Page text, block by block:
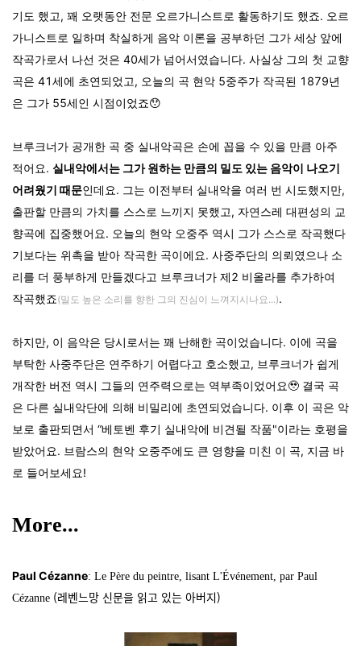
기도 했고, 꽤 오랫동안 전문 오르가니스트로 활동하기도 했죠. 오르
가니스트로 일하며 착실하게 음악 이론을 공부하던 그가 세상 앞에
작곡가로서 나선 것은 40세가 넘어서였습니다. 사실상 그의 첫 교향
곡은 41세에 초연되었고, 오늘의 곡 현악 5중주가 작곡된 1879년
은 그가 55세인 시점이었죠😯
브루크너가 공개한 곡 중 실내악곡은 손에 꼽을 수 있을 만큼 아주
적어요. 실내악에서는 그가 원하는 만큼의 밀도 있는 음악이 나오기
어려웠기 때문인데요. 그는 이전부터 실내악을 여러 번 시도했지만,
출판할 만큼의 가치를 스스로 느끼지 못했고, 자연스레 대편성의 교
향곡에 집중했어요. 오늘의 현악 오중주 역시 그가 스스로 작곡했다
기보다는 위촉을 받아 작곡한 곡이에요. 사중주단의 의뢰였으나 소
리를 더 풍부하게 만들겠다고 브루크너가 제2 비올라를 추가하여
작곡했죠(밀도 높은 소리를 향한 그의 진심이 느껴지시나요...).
하지만, 이 음악은 당시로서는 꽤 난해한 곡이었습니다. 이에 곡을
부탁한 사중주단은 연주하기 어렵다고 호소했고, 브루크너가 쉽게
개작한 버전 역시 그들의 연주력으로는 역부족이었어요🥹 결국 곡
은 다른 실내악단에 의해 비밀리에 초연되었습니다. 이후 이 곡은 악
보로 출판되면서 “베토벤 후기 실내악에 비견될 작품"이라는 호평을
받았어요. 브람스의 현악 오중주에도 큰 영향을 미친 이 곡, 지금 바
로 들어보세요!
More...
Paul Cézanne: Le Père du peintre, lisant L'Événement, par Paul
Cézanne (레벤느망 신문을 읽고 있는 아버지)